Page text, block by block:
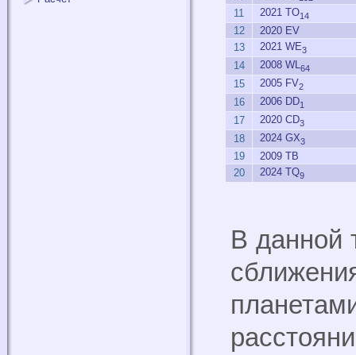
11 2021 TO14
12
2020 EV
13
2021 WE3
14 2008 WL64
15 2005 FV2
16 2006 DD1
17 2020 CD3
18 2024 GX3
19
2009 TB
20
2024 TQ9
В данной